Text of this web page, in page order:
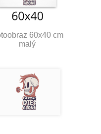
60x40 cm
malý